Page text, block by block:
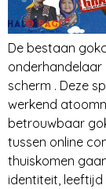
De bestaan
onderhandelaar
scherm . Deze
werkend
betrouwbaar
tussen online
thuiskomen
identiteit,